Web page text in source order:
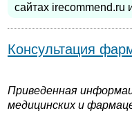
сайтах irecommend.ru
Консультация
Приведенная
медицинских и